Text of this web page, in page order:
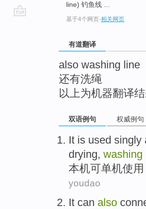
line) 钓鱼线 ...
基于4个网页-相关网页
有道翻译
also washing line
还有洗绳
以上为机器翻译
双语例句 权威例句
It is used singly
drying, washing
本机可单机使用
youdao
It can also